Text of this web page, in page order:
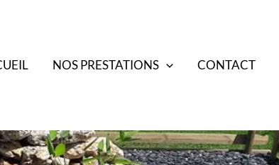
NOS PRESTATIONS CONTACT